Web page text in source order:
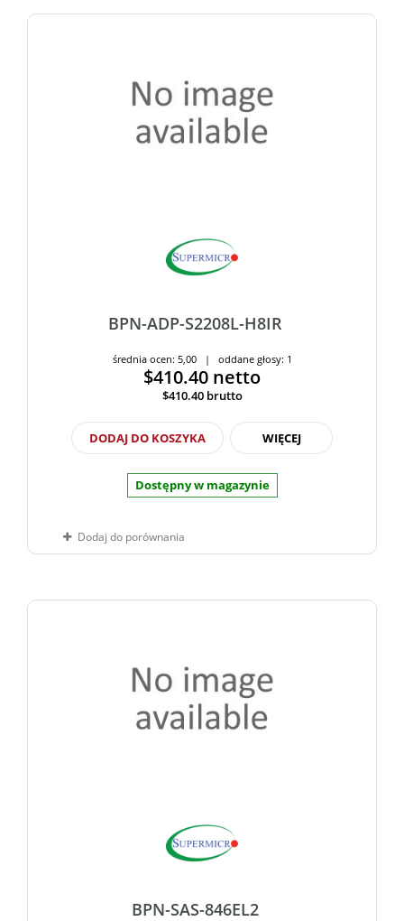
BPN-ADP-S2208L-H8IR
średnia ocen: 5,00 | oddane głosy: 1
$410.40 netto
$410.40 brutto
DODAJ DO KOSZYKA WIĘCEJ
Dostępny w magazynie
Dodaj do porównania
BPN-SAS-846EL2